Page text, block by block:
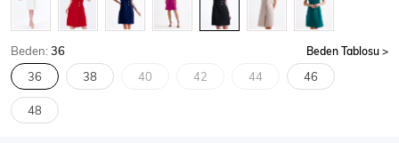
Body Atlet Crop & Büstiyer
SPOR GİYİM
Beden:36 Beden Tablosu
36 38 40 42 44 46
48